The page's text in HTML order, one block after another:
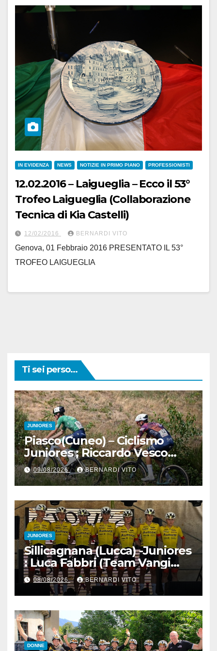
IN EVIDENZA NEWS NOTIZIE IN PRIMO PIANO PROFESSIONISTI
12.02.2016 – Laigueglia – Ecco il 53°
Trofeo Laigueglia (Collaborazione
Tecnica di Kia Castelli)
12/02/2016 BERNARDI VITO
Genova, 01 Febbraio 2016 PRESENTATO IL 53°
TROFEO LAIGUEGLIA
Ti sei perso...
JUNIORES
Piasco(Cuneo) – Ciclismo
Juniores ; Riccardo Vesco
(Guerrini-Senaghese) al
fotofinish su Gugnino (UC
Piasco) e Jedrysek (SC
Fagnano Nuova)
09/08/2026 BERNARDI VITO
JUNIORES
Sillicagnana (Lucca) -Juniores
: Luca Fabbri (Team Vangi
Tommasini) vince il “Gran
Premio Garfagnana –
Memorial Gino Bartali”
08/08/2026 BERNARDI VITO
DONNE